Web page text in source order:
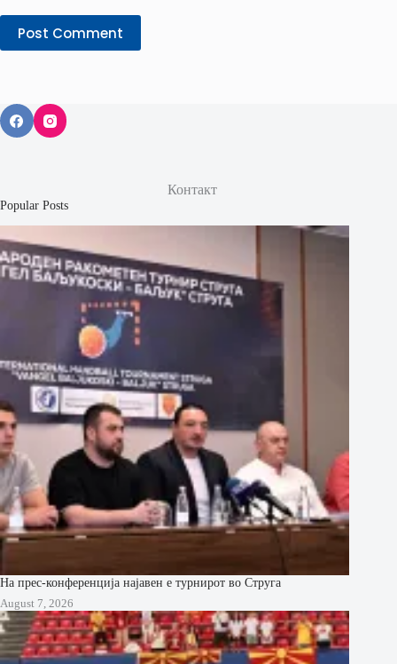
Post Comment
Контакт
Popular Posts
На прес-конференција најавен е турнирот во Струга
August 7, 2026